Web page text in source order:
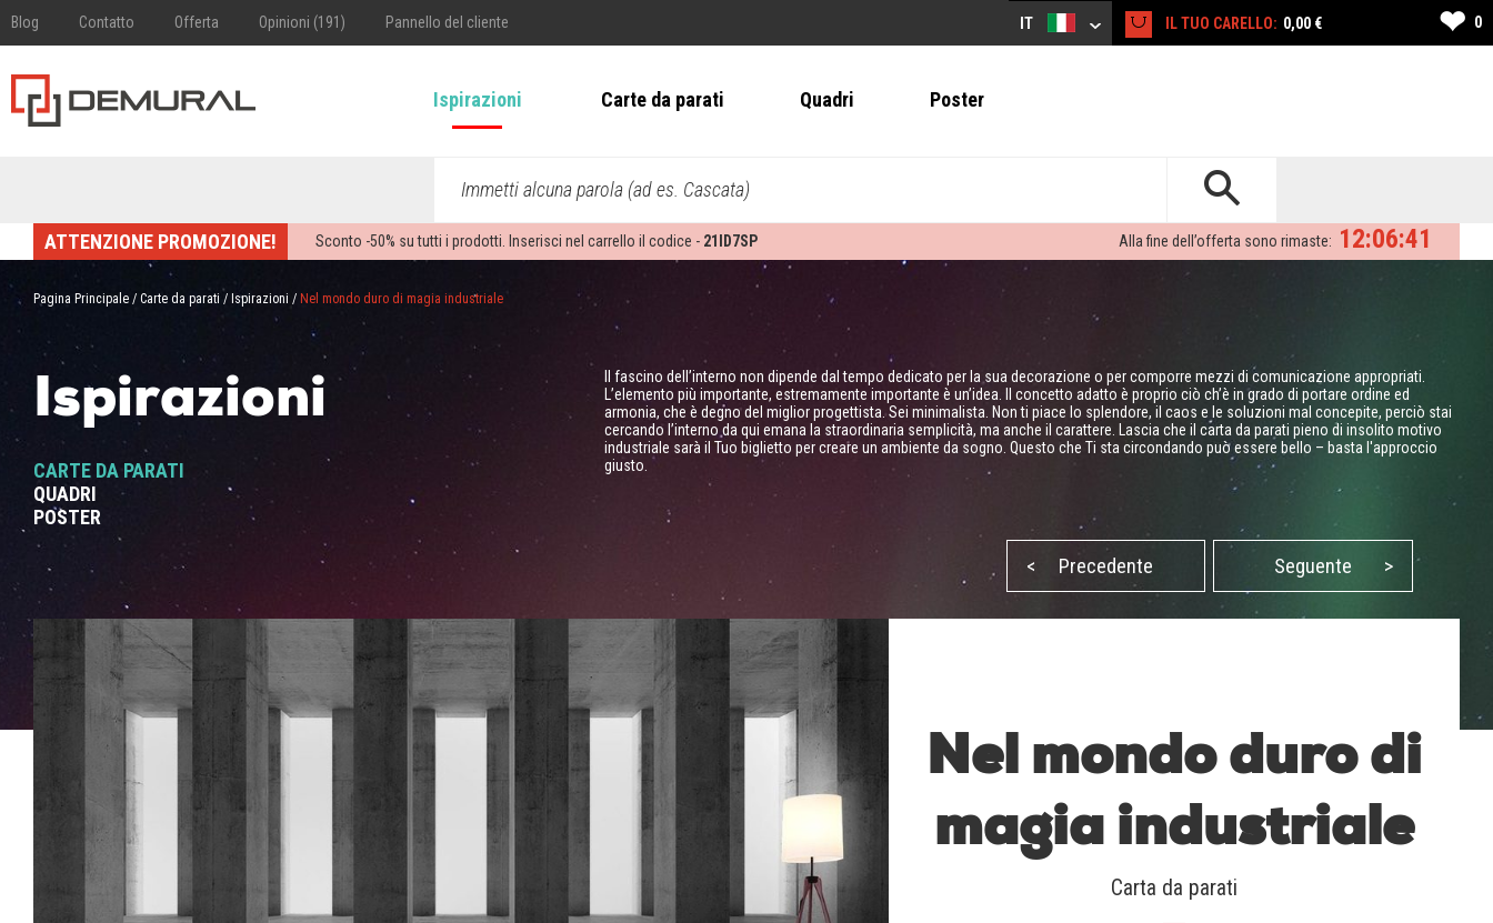
Blog Contatto Offerta Opinioni (191) Pannello del cliente IT IL TUO CARELLO: 0,00 € ❤ 0
Ispirazioni Carte da parati Quadri Poster
Immetti alcuna parola (ad es. Cascata)
ATTENZIONE PROMOZIONE! Sconto -50% su tutti i prodotti. Inserisci nel carrello il codice - 21ID7SP 12:06:40
Alla fine dell’offerta sono rimaste:
Pagina Principale / Carte da parati / Ispirazioni / Nel mondo duro di magia industriale
Ispirazioni
CARTE DA PARATI
QUADRI
POSTER
Il fascino dell’interno non dipende dal tempo dedicato per la sua decorazione o per comporre mezzi di comunicazione appropriati.
L’elemento più importante, estremamente importante è un’idea. Il concetto adatto è proprio ciò ch’è in grado di portare ordine ed
armonia, che è degno del miglior progettista. Sei minimalista. Non ti piace lo splendore, il caos e le soluzioni mal concepite, perciò stai
cercando l’interno da qui emana la straordinaria semplicità, ma anche il carattere. Lascia che il carta da parati pieno di insolito motivo
industriale sarà il Tuo biglietto per creare un ambiente da sogno. Questo che Ti sta circondando può essere bello – basta l'approccio
giusto.
< Precedente Seguente >
Nel mondo duro di
magia industriale
Carta da parati